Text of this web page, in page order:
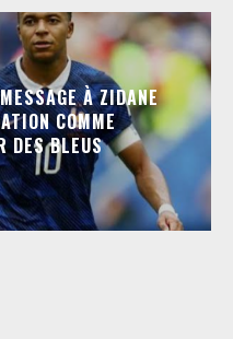
À ZIDANE
COMME
DES BLEUS